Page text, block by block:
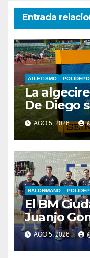
Entrada
ATLETISMO
La
De Diego
del
Relevo
AGO 5, 2026
BALONMANO
El BM
Juanjo
fichajes:
AGO 5, 2026